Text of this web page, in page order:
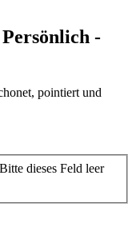
-
pointiert und
Bitte dieses Feld leer